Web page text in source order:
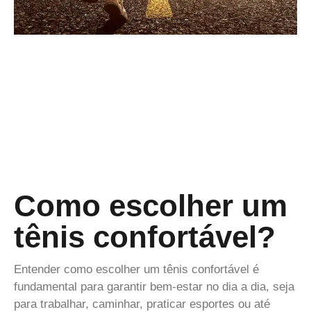
Como escolher um
tênis confortável?
Entender como escolher um tênis confortável é
fundamental para garantir bem-estar no dia a dia, seja
para trabalhar, caminhar, praticar esportes ou até